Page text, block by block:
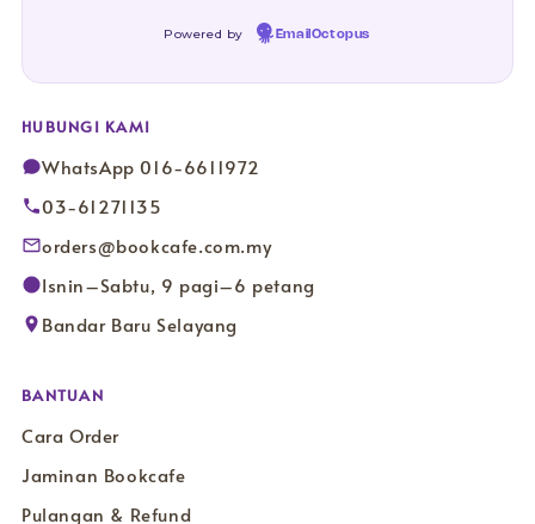
Powered by EmailOctopus
HUBUNGI KAMI
WhatsApp 016-6611972
03-61271135
orders@bookcafe.com.my
Isnin–Sabtu, 9 pagi–6 petang
Bandar Baru Selayang
BANTUAN
Cara Order
Jaminan Bookcafe
Pulangan & Refund